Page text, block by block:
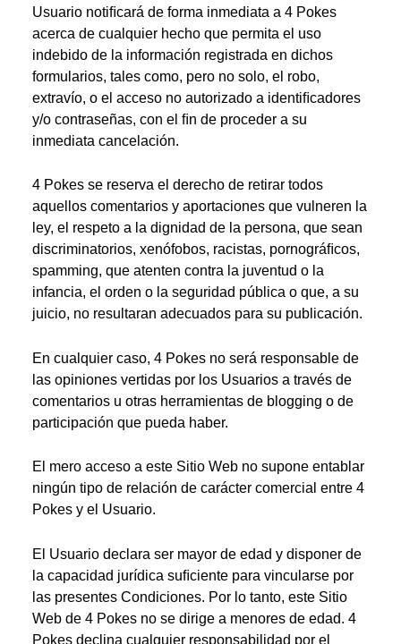
Usuario notiﬁcará de forma inmediata a 4 Pokes
acerca de cualquier hecho que permita el uso
indebido de la información registrada en dichos
formularios, tales como, pero no solo, el robo,
extravío, o el acceso no autorizado a identiﬁcadores
y/o contraseñas, con el ﬁn de proceder a su
inmediata cancelación.
4 Pokes se reserva el derecho de retirar todos
aquellos comentarios y aportaciones que vulneren la
ley, el respeto a la dignidad de la persona, que sean
discriminatorios, xenófobos, racistas, pornográﬁcos,
spamming, que atenten contra la juventud o la
infancia, el orden o la seguridad pública o que, a su
juicio, no resultaran adecuados para su publicación.
En cualquier caso, 4 Pokes no será responsable de
las opiniones vertidas por los Usuarios a través de
comentarios u otras herramientas de blogging o de
participación que pueda haber.
El mero acceso a este Sitio Web no supone entablar
ningún tipo de relación de carácter comercial entre 4
Pokes y el Usuario.
El Usuario declara ser mayor de edad y disponer de
la capacidad jurídica suﬁciente para vincularse por
las presentes Condiciones. Por lo tanto, este Sitio
Web de 4 Pokes no se dirige a menores de edad. 4
Pokes declina cualquier responsabilidad por el